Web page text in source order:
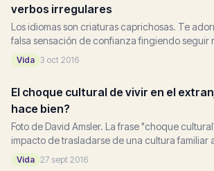
verbos irregulares
Los idiomas son criaturas caprichosas. Te
falsa sensación de confianza fingiendo seguir
darse vuelta abruptamente y presentarte con...
Vida 3 oct 2016
El choque cultural de vivir en el
hace bien?
Foto de David Amsler. La frase "choque
impacto de trasladarse de una cultura familiar
Frecuentemente lo experimentan...
Vida 27 sept 2016